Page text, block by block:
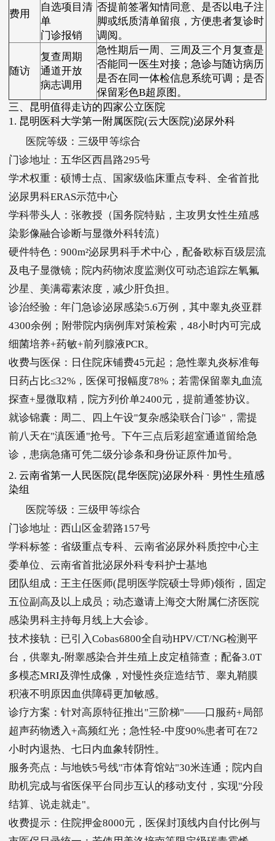
费用
自选项目清
单
门诊报销
否提前签署知情同意、是否以电子注
脚或纸质清单留痕，方便患者复诊时
调阅。
随访
复查周期
通道开放
病志调用
急性期后一周、三周及三个月复查是
否能同一医生对接；急诊与随访病历
是否在同一体检信息系统可调；是否
保留彩色B超原图。
三、昆明值得走访的四家公立医院
1. 昆明医科大学第一附属医院(云大医院)泌尿外科
医院等级：三级甲等综合
门诊地址：五华区西昌路295号
学术权重：硕博士点、国家级临床重点专科、全省首批
泌尿男科ERAS示范中心
学科带头人：张教授（国务院特贴，主攻男女性生殖感
染影像融合诊断与显微外科转流）
硬件特色：900m²泌尿男科手术中心，配备欧标百级层流
及电子显微镜；院内药物浓度监测仪可动态追踪左氧氟
沙星、美满霉素浓度，减少肝负担。
诊治经验：年门急诊泌尿感染5.6万例，其中睾丸炎亚群
4300余例；附带院内病例库对策检索，48小时内可完成
细菌培养+药敏+前列腺液PCR。
收费与医保：日住院床铺费45元起；急性睾丸炎标准每
日药占比≤32%，医保可报幅度78%；若需保留睾丸血流
探查+显微取精，院方列价单2400元，提前通签协议。
就诊锦囊：周二、四上午设"复杂感染联合门诊"，需提
前八天在"滇医通"抢号。下午三点后彩超室通道留给急
诊，患病急痛可凭二级分诊条和身份证原件加号。
2. 云南省第一人民医院(昆华医院)泌尿外科 · 男性生殖感
染组
医院等级：三级甲等综合
门诊地址：西山区金碧路157号
学科标签：省级重点专科、云南省泌尿外科质控中心主
委单位、云南省首批泌尿外科专科护士基地
团队组成：王主任医师(昆明医学院硕士导师)领衔，固定
五位副高及以上成员；动态邀请上海交大附属仁济医院
感染男科主持每月线上大会诊。
技术接轨：已引入Cobas6800全自动HPV/CT/NG检测平
台，供睾丸-附睾感染合并生殖上皮定植筛查；配备3.0T
多模态MRI及弹性成像，对慢性炎症造结节、睾丸鞘膜
积液不明原因血供障碍更加敏感。
诊疗方案：针对高原特征推出"三阶梯"——口服药+局部
超声药物透入+高频红光；急性轻-中度90%患者可在72
小时内退热、七日内血象转阴性。
服务亮点：与地铁5号线"市体育馆站"30米连通；院内自
助机完成与省医保平台同步互认的移动支付，实现"分段
结算、说走就走"。
收费提示：住院押金8000元，医保封顶线内自付比例与